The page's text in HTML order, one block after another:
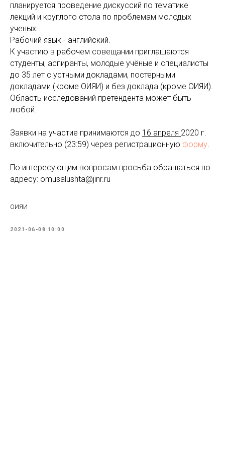
планируется проведение дискуссий по тематике
лекций и круглого стола по проблемам молодых
ученых.
Рабочий язык - английский.
К участию в рабочем совещании приглашаются
студенты, аспиранты, молодые учёные и специалисты
до 35 лет с устными докладами, постерными
докладами (кроме ОИЯИ) и без доклада (кроме ОИЯИ).
Область исследований претендента может быть
любой.
Заявки на участие принимаются до 16 апреля 2020 г.
включительно (23:59) через регистрационную форму.
По интересующим вопросам просьба обращаться по
адресу: omusalushta@jinr.ru
ОИЯИ
2021-06-08 10:00